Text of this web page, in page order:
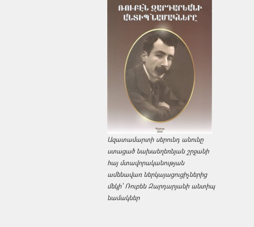
Ազատամարտի սերունդ անունը
ստացած նախաեղեռնյան շրջանի
հայ մտավորականության
ամենավառ ներկայացուցիչներից
մեկի՝ Ռուբեն Զարդարյանի անտիպ
նամակներ